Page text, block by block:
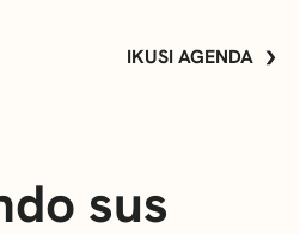
IKUSI AGENDA
sus